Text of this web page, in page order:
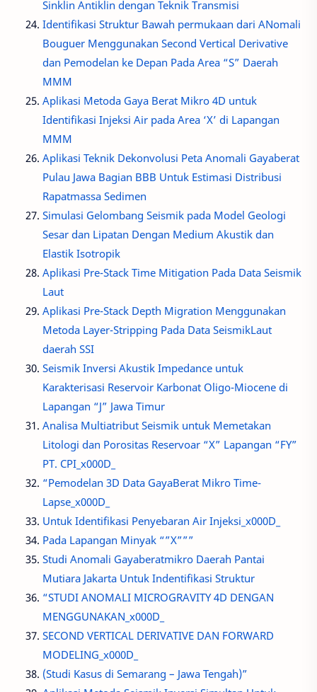
Sinklin Antiklin dengan Teknik Transmisi
Identifikasi Struktur Bawah permukaan dari ANomali
Bouguer Menggunakan Second Vertical Derivative
dan Pemodelan ke Depan Pada Area “S” Daerah
MMM
Aplikasi Metoda Gaya Berat Mikro 4D untuk
Identifikasi Injeksi Air pada Area ‘X’ di Lapangan
MMM
Aplikasi Teknik Dekonvolusi Peta Anomali Gayaberat
Pulau Jawa Bagian BBB Untuk Estimasi Distribusi
Rapatmassa Sedimen
Simulasi Gelombang Seismik pada Model Geologi
Sesar dan Lipatan Dengan Medium Akustik dan
Elastik Isotropik
Aplikasi Pre-Stack Time Mitigation Pada Data Seismik
Laut
Aplikasi Pre-Stack Depth Migration Menggunakan
Metoda Layer-Stripping Pada Data SeismikLaut
daerah SSI
Seismik Inversi Akustik Impedance untuk
Karakterisasi Reservoir Karbonat Oligo-Miocene di
Lapangan “J” Jawa Timur
Analisa Multiatribut Seismik untuk Memetakan
Litologi dan Porositas Reservoar “X” Lapangan “FY”
PT. CPI_x000D_
“Pemodelan 3D Data GayaBerat Mikro Time-
Lapse_x000D_
Untuk Identifikasi Penyebaran Air Injeksi_x000D_
Pada Lapangan Minyak “”X”””
Studi Anomali Gayaberatmikro Daerah Pantai
Mutiara Jakarta Untuk Indentifikasi Struktur
“STUDI ANOMALI MICROGRAVITY 4D DENGAN
MENGGUNAKAN_x000D_
SECOND VERTICAL DERIVATIVE DAN FORWARD
MODELING_x000D_
(Studi Kasus di Semarang – Jawa Tengah)”